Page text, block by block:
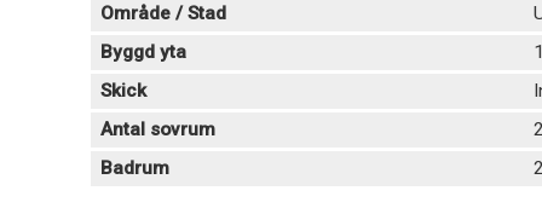
Område / Stad
Byggd yta
Skick
Antal sovrum
Badrum